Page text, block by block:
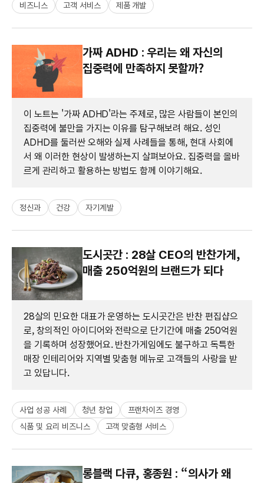
비즈니스 고객 서비스 제품 개발
가짜 ADHD : 우리는 왜 자신의
집중력에 만족하지 못할까?
이 노트는 '가짜 ADHD'라는 주제로, 많은 사람들이 본인의
집중력에 불만을 가지는 이유를 탐구해보려 해요. 성인
ADHD를 둘러싼 오해와 실제 사례들을 통해, 현대 사회에
서 왜 이러한 현상이 발생하는지 살펴보아요. 집중력을 올바
르게 관리하고 활용하는 방법도 함께 이야기해요.
정신과 건강 자기계발
도시곳간 : 28살 CEO의 반찬가게,
매출 250억원의 브랜드가 되다
28살의 민요한 대표가 운영하는 도시곳간은 반찬 편집샵으
로, 창의적인 아이디어와 전략으로 단기간에 매출 250억원
을 기록하며 성장했어요. 반찬가게임에도 불구하고 독특한
매장 인테리어와 지역별 맞춤형 메뉴로 고객들의 사랑을 받
고 있답니다.
사업 성공 사례 청년 창업
프랜차이즈 경영
식품 및 요리 비즈니스
고객 맞춤형 서비스
롱블랙 다큐, 홍종원 : “의사가 왜